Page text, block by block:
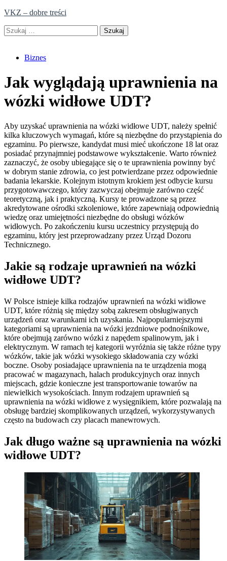
Skip
content
VKZ – dobre treści
Szukaj:
Biznes
Jak wyglądają uprawnienia na
wózki widłowe UDT?
Aby uzyskać uprawnienia na wózki widłowe UDT, należy spełnić
kilka kluczowych wymagań, które są niezbędne do przystąpienia do
egzaminu. Po pierwsze, kandydat musi mieć ukończone 18 lat oraz
posiadać przynajmniej podstawowe wykształcenie. Warto również
zaznaczyć, że osoby ubiegające się o te uprawnienia powinny być
w dobrym stanie zdrowia, co jest potwierdzane przez odpowiednie
badania lekarskie. Kolejnym istotnym krokiem jest odbycie kursu
przygotowawczego, który zazwyczaj obejmuje zarówno część
teoretyczną, jak i praktyczną. Kursy te prowadzone są przez
akredytowane ośrodki szkoleniowe, które zapewniają odpowiednią
wiedzę oraz umiejętności niezbędne do obsługi wózków
widłowych. Po zakończeniu kursu uczestnicy przystępują do
egzaminu, który jest przeprowadzany przez Urząd Dozoru
Technicznego.
Jakie są rodzaje uprawnień na wózki
widłowe UDT?
W Polsce istnieje kilka rodzajów uprawnień na wózki widłowe
UDT, które różnią się między sobą zakresem obsługiwanych
urządzeń oraz warunkami ich uzyskania. Najpopularniejszymi
kategoriami są uprawnienia na wózki jezdniowe podnośnikowe,
które obejmują zarówno wózki z napędem spalinowym, jak i
elektrycznym. W ramach tej kategorii wyróżnia się także różne typy
wózków, takie jak wózki wysokiego składowania czy wózki
boczne. Osoby posiadające uprawnienia na te urządzenia mogą
pracować w magazynach, halach produkcyjnych oraz innych
miejscach, gdzie konieczne jest transportowanie towarów na
niewielkich wysokościach. Innym rodzajem uprawnień są
uprawnienia na wózki widłowe z wysięgnikiem, które pozwalają na
obsługę bardziej skomplikowanych urządzeń, wykorzystywanych
często na budowach czy placach manewrowych.
Jak długo ważne są uprawnienia na wózki
widłowe UDT?